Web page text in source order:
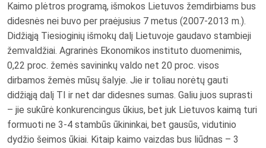
Kaimo plėtros programą, išmokos Lietuvos žemdirbiams bus
didesnės nei buvo per praėjusius 7 metus (2007-2013 m.).
Didžiąją Tiesioginių išmokų dalį Lietuvoje gaudavo stambieji
žemvaldžiai. Agrarinės Ekonomikos instituto duomenimis,
0,22 proc. žemės savininkų valdo net 20 proc. visos
dirbamos žemės mūsų šalyje. Jie ir toliau norėtų gauti
didžiąją dalį TI ir net dar didesnes sumas. Galiu juos suprasti
– jie sukūrė konkurencingus ūkius, bet juk Lietuvos kaimą turi
formuoti ne 3-4 stambūs ūkininkai, bet gausūs, vidutinio
dydžio šeimos ūkiai. Kitaip kaimo vaizdas bus liūdnas – 3